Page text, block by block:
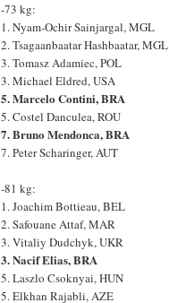
-73 kg:
1. Nyam-Ochir Sainjargal, MGL
2. Tsagaanbaatar Hashbaatar, MGL
3. Tomasz Adamiec, POL
3. Michael Eldred, USA
5. Marcelo Contini, BRA
5. Costel Danculea, ROU
7. Bruno Mendonca, BRA
7. Peter Scharinger, AUT
-81 kg:
1. Joachim Bottieau, BEL
2. Safouane Attaf, MAR
3. Vitaliy Dudchyk, UKR
3. Nacif Elias, BRA
5. Laszlo Csoknyai, HUN
5. Elkhan Rajabli, AZE